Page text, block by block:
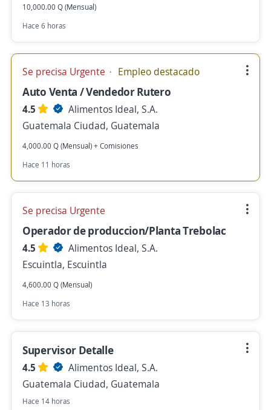
10,000.00 Q (Mensual)
Hace 6 horas
Se precisa Urgente Empleo destacado
Auto Venta / Vendedor Rutero
4.5
Alimentos Ideal, S.A.
Guatemala Ciudad, Guatemala
4,000.00 Q (Mensual) + Comisiones
Hace 11 horas
Se precisa Urgente
Operador de produccion/Planta Trebolac
4.5
Alimentos Ideal, S.A.
Escuintla, Escuintla
4,600.00 Q (Mensual)
Hace 13 horas
Supervisor Detalle
4.5
Alimentos Ideal, S.A.
Guatemala Ciudad, Guatemala
Hace 14 horas